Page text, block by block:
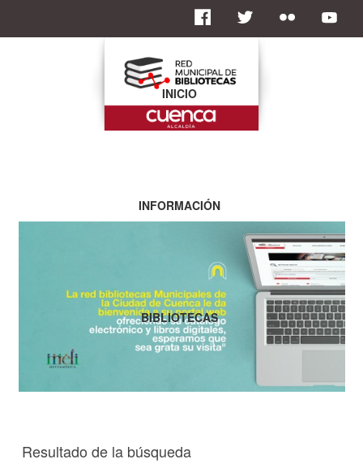
Resultado de la búsqueda
INICIO
INFORMACIÓN
BIBLIOTECAS